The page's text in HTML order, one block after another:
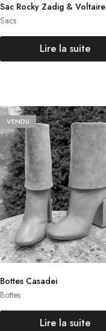
Sacs
Sac Rocky Zadig & Voltaire
Lire la suite
VENDU
Bottes
Bottes Casadei
Lire la suite